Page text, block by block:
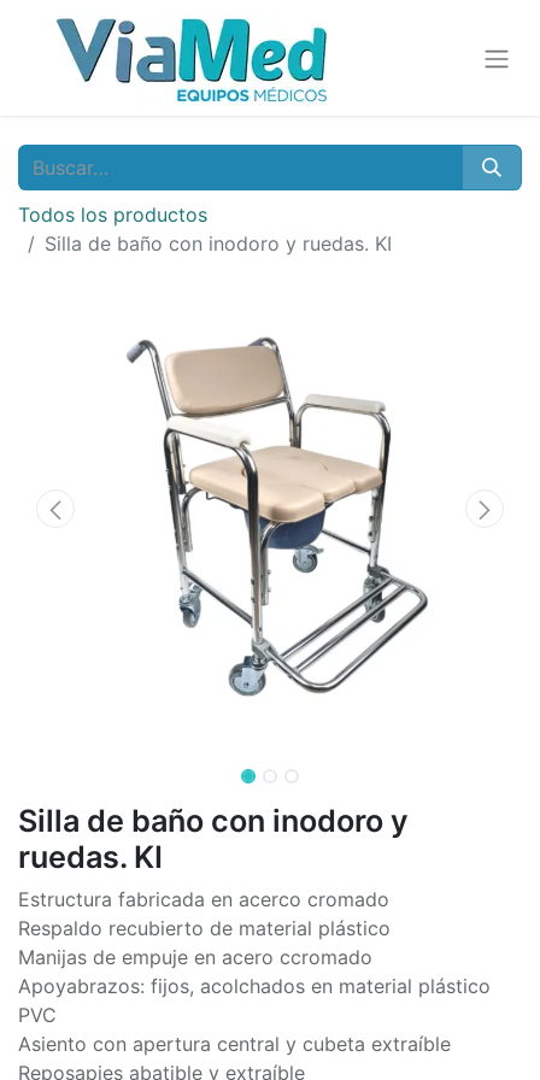
Todos los productos
Silla de baño con inodoro y ruedas. KI
Silla de baño con inodoro y
ruedas. KI
Estructura fabricada en acerco cromado
Respaldo recubierto de material plástico
Manijas de empuje en acero ccromado
Apoyabrazos: fijos, acolchados en material plástico
PVC
Asiento con apertura central y cubeta extraíble
Reposapies abatible y extraíble